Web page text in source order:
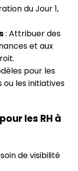
du Jour 1,
: Attribuer des
et aux
pour les
ou les initiatives
les RH à
de visibilité